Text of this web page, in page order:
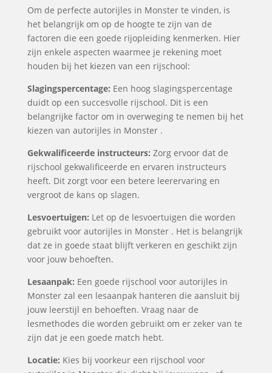
Om de perfecte autorijles in Monster te vinden, is
het belangrijk om op de hoogte te zijn van de
factoren die een goede rijopleiding kenmerken. Hier
zijn enkele aspecten waarmee je rekening moet
houden bij het kiezen van een rijschool:
Slagingspercentage: Een hoog slagingspercentage
duidt op een succesvolle rijschool. Dit is een
belangrijke factor om in overweging te nemen bij het
kiezen van autorijles in Monster .
Gekwalificeerde instructeurs: Zorg ervoor dat de
rijschool gekwalificeerde en ervaren instructeurs
heeft. Dit zorgt voor een betere leerervaring en
vergroot de kans op slagen.
Lesvoertuigen: Let op de lesvoertuigen die worden
gebruikt voor autorijles in Monster . Het is belangrijk
dat ze in goede staat blijft verkeren en geschikt zijn
voor jouw behoeften.
Lesaanpak: Een goede rijschool voor autorijles in
Monster zal een lesaanpak hanteren die aansluit bij
jouw leerstijl en behoeften. Vraag naar de
lesmethodes die worden gebruikt om er zeker van te
zijn dat je een goede match hebt.
Locatie: Kies bij voorkeur een rijschool voor